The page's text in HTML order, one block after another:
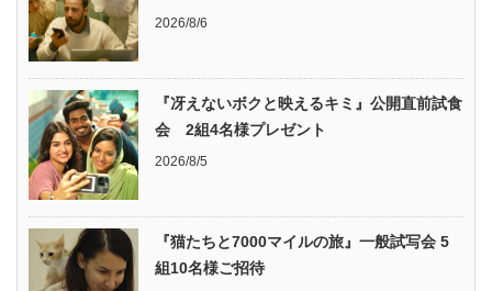
2026/8/6
『冴えないボクと映えるキミ』公開直前試食
会 2組4名様プレゼント
2026/8/5
『猫たちと7000マイルの旅』一般試写会 5
組10名様ご招待